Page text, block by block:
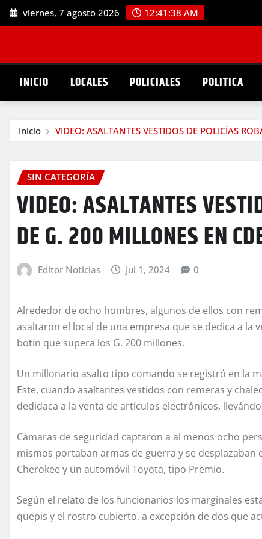
Saltar
al
viernes, 7 agosto 2026 12:41:39 AM
INICIO LOCALES POLICIALES POLITICA
Inicio VIDEO: ASALTANTES VESTIDOS DE POLICÍAS
SIN CATEGORÍA
VIDEO: ASALTANTES
DE G. 200 MILLONES EN
Editor Noticias Jul 1, 2024 0
Alrededor de ocho hombres, algunos de ellos con
asaltaron el local de una empresa que se dedica a
botín que supera los G. 200 millones.
Un millonario asalto tipo comando se registró en la
Este, cuando asaltantes vestidos con remeras y
dedidaca a la venta de artículos electrónicos,
Cámaras de seguridad captaron a al menos ocho
mismos portaban armas de guerra y se
Cherokee y un automóvil Toyota, tipo Premio.
Según el relato de los funcionarios los marginales
quepis y el rostro cubierto, a excepción de dos que